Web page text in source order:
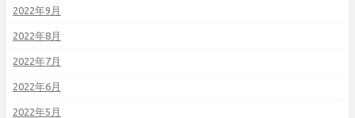
2022年9月
2022年8月
2022年7月
2022年6月
2022年5月